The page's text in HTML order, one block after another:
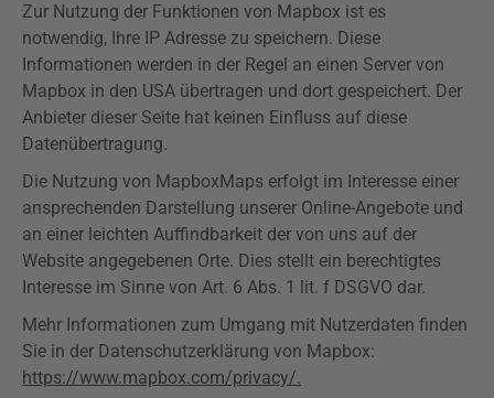
Zur Nutzung der Funktionen von Mapbox ist es
notwendig, Ihre IP Adresse zu speichern. Diese
Informationen werden in der Regel an einen Server von
Mapbox in den USA übertragen und dort gespeichert. Der
Anbieter dieser Seite hat keinen Einfluss auf diese
Datenübertragung.
Die Nutzung von MapboxMaps erfolgt im Interesse einer
ansprechenden Darstellung unserer Online-Angebote und
an einer leichten Auffindbarkeit der von uns auf der
Website angegebenen Orte. Dies stellt ein berechtigtes
Interesse im Sinne von Art. 6 Abs. 1 lit. f DSGVO dar.
Mehr Informationen zum Umgang mit Nutzerdaten finden
Sie in der Datenschutzerklärung von Mapbox:
https://www.mapbox.com/privacy/.